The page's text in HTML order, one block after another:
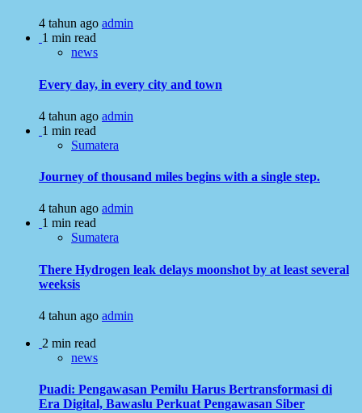
4 tahun ago admin
1 min read
news
Every day, in every city and town
4 tahun ago admin
1 min read
Sumatera
Journey of thousand miles begins with a single step.
4 tahun ago admin
1 min read
Sumatera
There Hydrogen leak delays moonshot by at least several
weeksis
4 tahun ago admin
2 min read
news
Puadi: Pengawasan Pemilu Harus Bertransformasi di
Era Digital, Bawaslu Perkuat Pengawasan Siber